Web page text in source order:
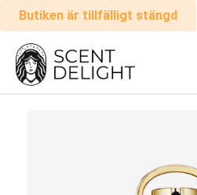
Butiken är tillfälligt stängd
Alla
parfymer